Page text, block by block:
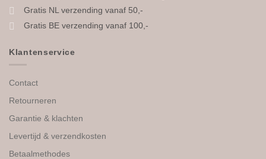
Gratis NL verzending vanaf 50,-
Gratis BE verzending vanaf 100,-
Klantenservice
Contact
Retourneren
Garantie & klachten
Levertijd & verzendkosten
Betaalmethodes